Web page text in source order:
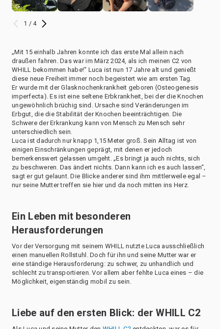
1 / 4
„Mit 15 einhalb Jahren konnte ich das erste Mal allein nach
draußen fahren. Das war im März 2024, als ich meinen C2 von
WHILL bekommen habe!“ Luca ist nun 17 Jahre alt und genießt
diese neue Freiheit immer noch begeistert wie am ersten Tag.
Er wurde mit der Glasknochenkrankheit geboren (Osteogenesis
imperfecta). Es ist eine seltene Erbkrankheit, bei der die Knochen
ungewöhnlich brüchig sind. Ursache sind Veränderungen im
Erbgut, die die Stabilität der Knochen beeinträchtigen. Die
Schwere der Erkrankung kann von Mensch zu Mensch sehr
unterschiedlich sein.
Luca ist dadurch nur knapp 1,15 Meter groß. Sein Alltag ist von
einigen Einschränkungen geprägt, mit denen er jedoch
bemerkenswert gelassen umgeht. „Es bringt ja auch nichts, sich
zu beschweren. Das ändert nichts. Dann kann ich es auch lassen“,
sagt er gut gelaunt. Die Blicke anderer sind ihm mittlerweile egal –
nur seine Mutter treffen sie hier und da noch mitten ins Herz.
Ein Leben mit besonderen
Herausforderungen
Vor der Versorgung mit seinem WHILL nutzte Luca ausschließlich
einen manuellen Rollstuhl. Doch für ihn und seine Mutter war er
eine ständige Herausforderung: zu schwer, zu unhandlich und
schlecht zu transportieren. Vor allem aber fehlte Luca eines – die
Möglichkeit, eigenständig mobil zu sein.
Liebe auf den ersten Blick: der WHILL C2